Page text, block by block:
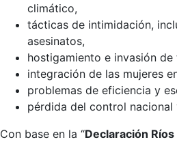
climático,
tácticas de intimidación,
asesinatos,
hostigamiento e invasión
integración de las mujeres
problemas de eficiencia y
pérdida del control
Con base en la “Declaración